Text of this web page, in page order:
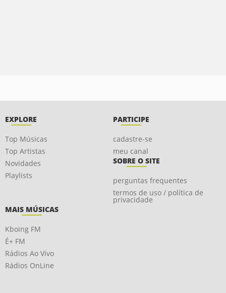
EXPLORE
Top Músicas
Top Artistas
Novidades
Playlists
PARTICIPE
cadastre-se
meu canal
SOBRE O SITE
perguntas frequentes
termos de uso / política de
privacidade
MAIS MÚSICAS
Kboing FM
É+ FM
Rádios Ao Vivo
Rádios OnLine